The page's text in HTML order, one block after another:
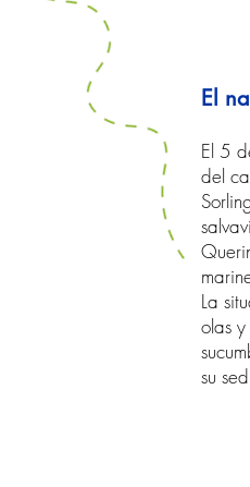
El
El 5
del
La
olas
su